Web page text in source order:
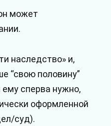
может
наследство» и,
“свою половину”
ему сперва нужно,
оформленной
суд).